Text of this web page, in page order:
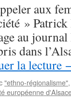
aux
»
au
dans
la lecture
"ethno-régionalisme"
européenne